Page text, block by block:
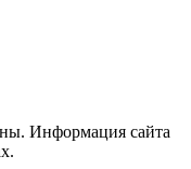
Информация сайта